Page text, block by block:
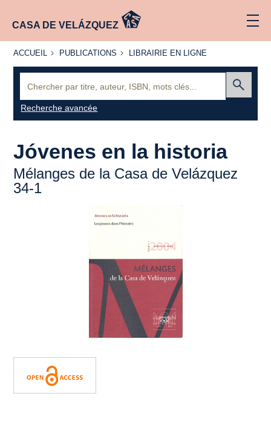
CASA DE VELÁZQUEZ
ACCUEIL
ACCUEIL PUBLICATIONS
PUBLICATIONS
LIBRAIRIE
LIBRAIRIE EN LIGNE
Recherche avancée
Jóvenes en la historia
Mélanges de la Casa de Velázquez
34-1